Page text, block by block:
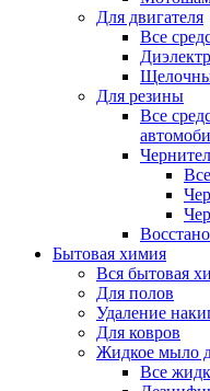
Для двигателя
Все
Для резины
Все
Бытовая химия
Вся бытовая
Для полов
Удаление
Для ковров
Жидкое мыло
Все